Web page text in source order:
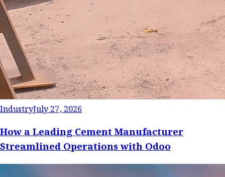
IndustryJuly 27, 2026
How a Leading Cement Manufacturer
Streamlined Operations with Odoo